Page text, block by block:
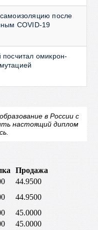
после
COVID-19
посчитал омикрон-
в России с
настоящий диплом